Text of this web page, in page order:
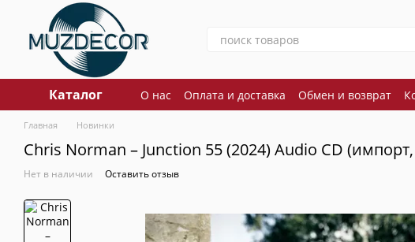
Перейти к основному контенту
Каталог О нас Оплата и доставка Обмен и возврат
Главная Новинки
Chris Norman – Junction 55 (2024) Audio CD (импорт,
Нет в наличии Оставить отзыв